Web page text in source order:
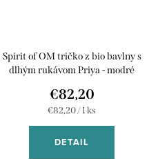
Spirit of OM tričko z bio bavlny s
dlhým rukávom Priya - modré
€82,20
Jednotková
cena:
€82,20 / 1 ks
DETAIL